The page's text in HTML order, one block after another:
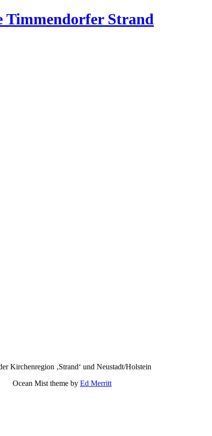
Timmendorfer Strand
Kirchenregion ‚Strand‘ und Neustadt/Holstein
Ocean Mist theme by Ed Merritt